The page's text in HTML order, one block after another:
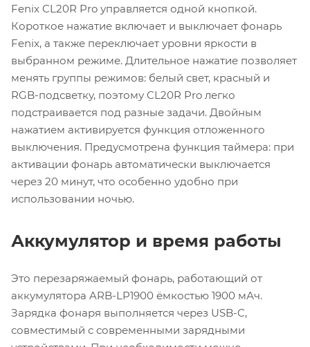
Fenix CL20R Pro управляется одной кнопкой.
Короткое нажатие включает и выключает фонарь
Fenix, а также переключает уровни яркости в
выбранном режиме. Длительное нажатие позволяет
менять группы режимов: белый свет, красный и
RGB-подсветку, поэтому CL20R Pro легко
подстраивается под разные задачи. Двойным
нажатием активируется функция отложенного
выключения. Предусмотрена функция таймера: при
активации фонарь автоматически выключается
через 20 минут, что особенно удобно при
использовании ночью.
Аккумулятор и время работы
Это перезаряжаемый фонарь, работающий от
аккумулятора ARB-LP1900 ёмкостью 1900 мАч.
Зарядка фонаря выполняется через USB-C,
совместимый с современными зарядными